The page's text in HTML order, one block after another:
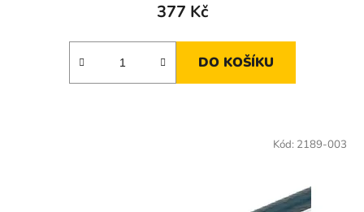
377 Kč
DO KOŠÍKU
Kód: 2189-003